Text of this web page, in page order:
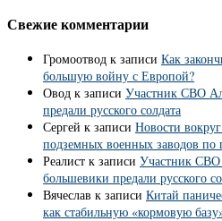
Свежие комментарии
Громоотвод к записи Как
большую войну с Европой?
Овод к записи Участник СВО
предали русского солдата
Сергей к записи Новости
подземных военных заводов по
Реалист к записи Участник СВО
большевики предали русского
Вячеслав к записи Китай
как стабильную «кормовую